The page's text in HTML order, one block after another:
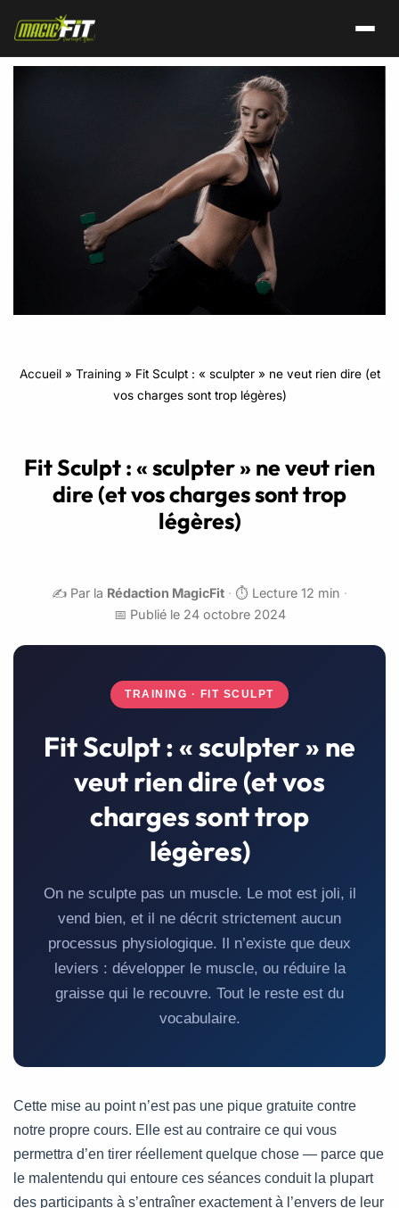
Accueil» Training» Fit Sculpt : « sculpter » ne veut rien dire (et
vos charges sont trop légères)
Fit Sculpt : « sculpter » ne veut rien
dire (et vos charges sont trop
légères)
✍️ Par la Rédaction MagicFit · ⏱️ Lecture 12 min ·
📅 Publié le 24 octobre 2024
TRAINING · FIT SCULPT
Fit Sculpt : « sculpter » ne
veut rien dire (et vos
charges sont trop
légères)
On ne sculpte pas un muscle. Le mot est joli, il
vend bien, et il ne décrit strictement aucun
processus physiologique. Il n’existe que deux
leviers : développer le muscle, ou réduire la
graisse qui le recouvre. Tout le reste est du
vocabulaire.
Cette mise au point n’est pas une pique gratuite contre
notre propre cours. Elle est au contraire ce qui vous
permettra d’en tirer réellement quelque chose — parce que
le malentendu qui entoure ces séances conduit la plupart
des participants à s’entraîner exactement à l’envers de leur